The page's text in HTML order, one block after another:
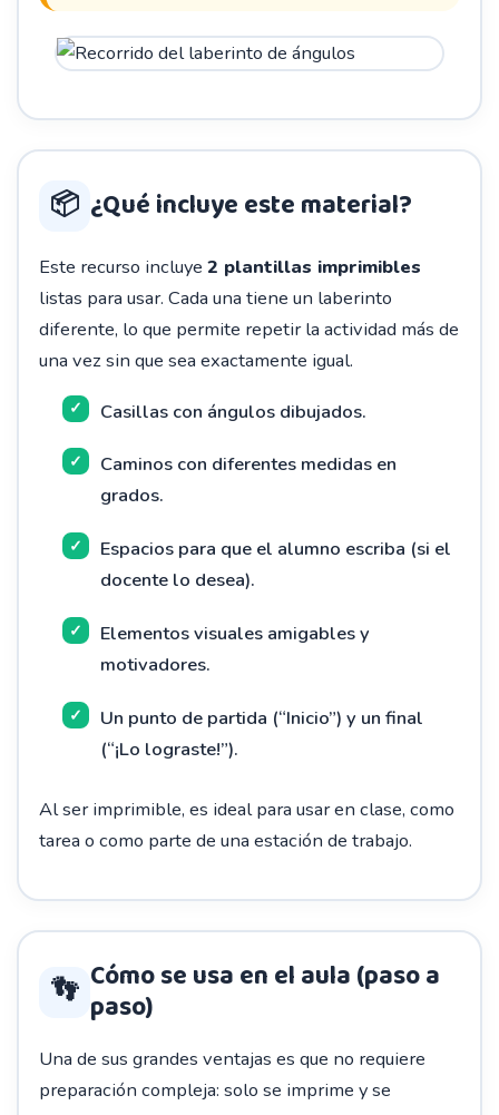
📦 ¿Qué incluye este material?
Este recurso incluye 2 plantillas imprimibles
listas para usar. Cada una tiene un laberinto
diferente, lo que permite repetir la actividad más de
una vez sin que sea exactamente igual.
Casillas con ángulos dibujados.
Caminos con diferentes medidas en
grados.
Espacios para que el alumno escriba (si el
docente lo desea).
Elementos visuales amigables y
motivadores.
Un punto de partida (“Inicio”) y un final
(“¡Lo lograste!”).
Al ser imprimible, es ideal para usar en clase, como
tarea o como parte de una estación de trabajo.
👣 Cómo se usa en el aula (paso a
paso)
Una de sus grandes ventajas es que no requiere
preparación compleja: solo se imprime y se